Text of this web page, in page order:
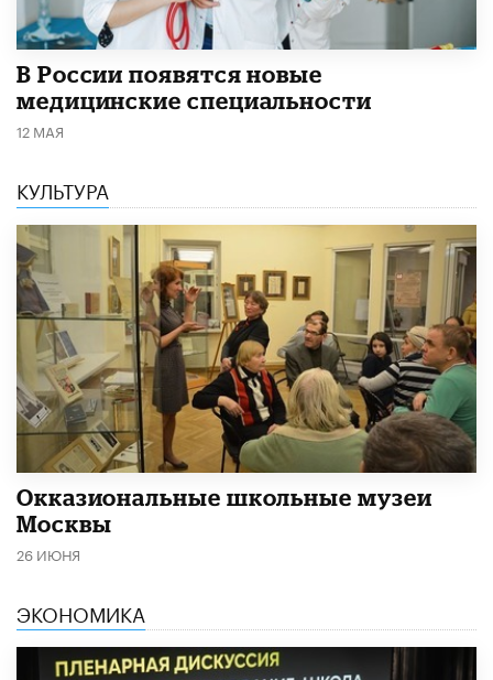
В России появятся новые
медицинские специальности
12 МАЯ
КУЛЬТУРА
​Окказиональные школьные музеи
Москвы
26 ИЮНЯ
ЭКОНОМИКА